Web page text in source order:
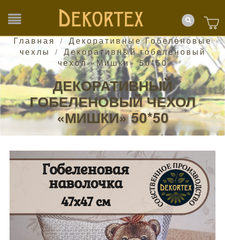
Главная /
Декоративные Гобеленовые
чехлы
/
Декоративный гобеленовый
чехол «Мишки» 50*50
ДЕКОРАТИВНЫЙ
ГОБЕЛЕНОВЫЙ ЧЕХОЛ
«МИШКИ» 50*50